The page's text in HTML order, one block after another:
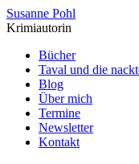
Susanne Pohl
Krimiautorin
Bücher
Taval und die
Blog
Über mich
Termine
Newsletter
Kontakt